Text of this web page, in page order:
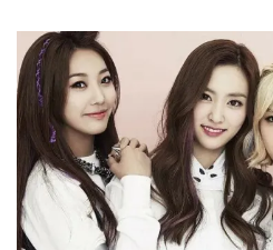
легенды всего
сделала. Сегодня она
идеального
округлых форм, к
миллионы женщин. Но
этой трансформацией
помогли Ким